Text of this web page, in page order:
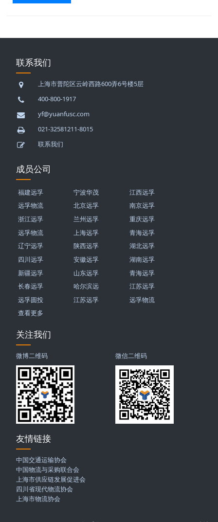
联系我们
上海市普陀区云岭西路600弄6号楼5层
400-800-1917
yf@yuanfusc.com
021-32581211-8015
联系我们
成员公司
福建远孚 宁波华茂
江西远孚
远孚物流
北京远孚
南京远孚
浙江远孚
兰州远孚
重庆远孚
远孚物流
上海远孚
青海远孚
辽宁远孚
陕西远孚
湖北远孚
四川远孚
安徽远孚
湖南远孚
新疆远孚
山东远孚
青海远孚
长春远孚
哈尔滨远
江苏远孚
远孚圆投
江苏远孚
远孚物流
查看更多
关注我们
微博二维码 微信二维码
友情链接
中国交通运输协会
中国物流与采购联合会
上海市供应链发展促进会
四川省现代物流协会
上海市物流协会